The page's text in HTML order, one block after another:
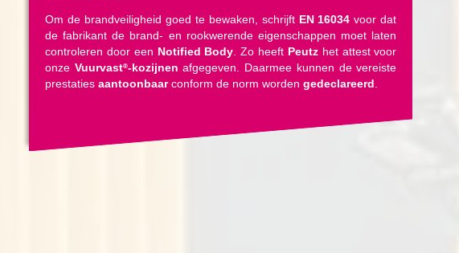
Om de brandveiligheid goed te bewaken, schrijft EN 16034 voor dat
de fabrikant de brand- en rookwerende eigenschappen moet laten
controleren door een Notified Body. Zo heeft Peutzhet attest voor
onze Vuurvast®-kozijnen afgegeven. Daarmee kunnen de vereiste
prestaties aantoonbaarconform de norm worden gedeclareerd.